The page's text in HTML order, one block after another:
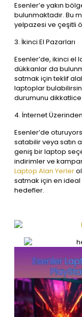
Esenler’e yakın
bulunmaktadır. Bu
yelpazesi ve çeşitli
3. İkinci El Pazarları
Esenler’de, ikinci el
dükkanlar da
satmak için teklif
laptoplar
durumunu
4. İnternet
Esenler’de
satabilir veya satın
geniş bir laptop
indirimler ve
Laptop Alan Yerler
satmak için en ideal
hedefler.